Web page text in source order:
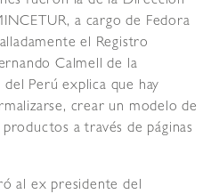
a cargo de Fedora
el Registro
Calmell de la
Perú explica que hay
crear un modelo de
a través de páginas
al ex presidente del